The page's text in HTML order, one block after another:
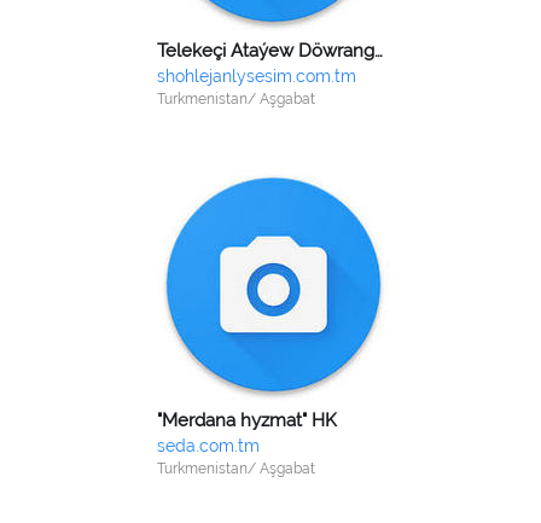
Telekeçi Ataýew Döwrangeldi Şamsetdinowiç
shohlejanlysesim.com.tm
Turkmenistan/ Aşgabat
"Merdana hyzmat" HK
seda.com.tm
Turkmenistan/ Aşgabat